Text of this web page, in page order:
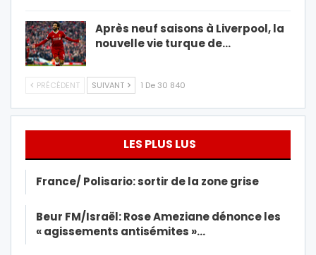
Après neuf saisons à Liverpool, la
nouvelle vie turque de…
PRÉCÉDENT SUIVANT 1 De 30 840
LES PLUS LUS
France/ Polisario: sortir de la zone grise
Beur FM/Israël: Rose Ameziane dénonce les
« agissements antisémites »…